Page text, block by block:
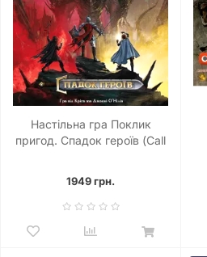
Настільна гра Поклик
пригод. Спадок героїв (Call
1949 грн.